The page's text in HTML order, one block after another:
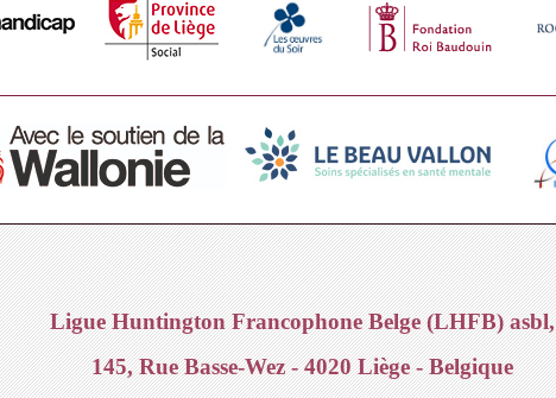
Ligue Huntington Francophone Belge (LHFB) asbl,
145, Rue Basse-Wez - 4020 Liège - Belgique